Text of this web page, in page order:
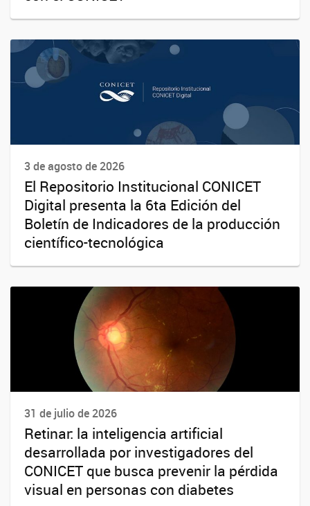
3 de agosto de 2026
El Repositorio Institucional CONICET
Digital presenta la 6ta Edición del
Boletín de Indicadores de la producción
científico-tecnológica
31 de julio de 2026
Retinar: la inteligencia artificial
desarrollada por investigadores del
CONICET que busca prevenir la pérdida
visual en personas con diabetes